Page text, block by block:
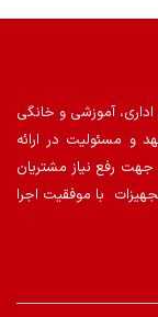
آموزشی و خانگی
و مسئولیت در ارائه
رفع نیاز مشتریان
با موفقیت اجرا